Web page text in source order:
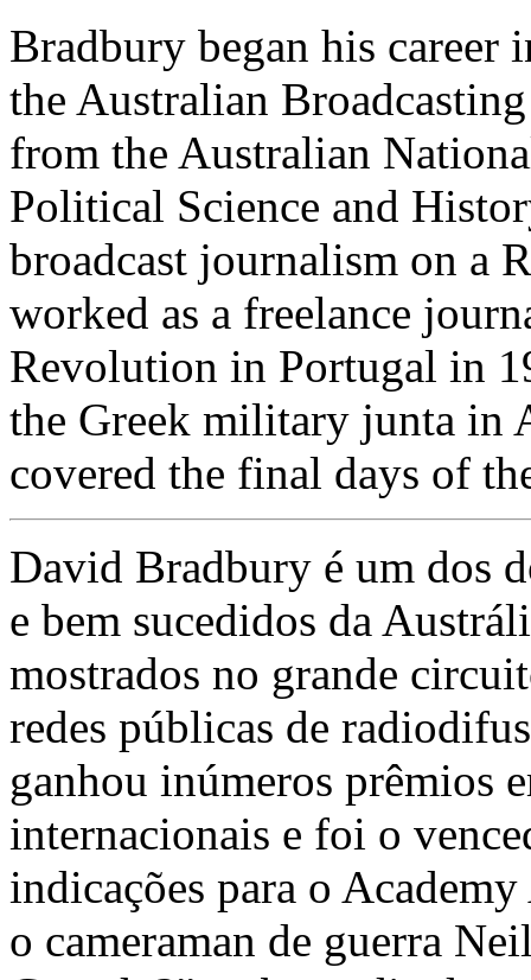
Bradbury began his
the Australian
from the Australian
Political Science and
broadcast journalism on a
worked as a freelance
Revolution in Portugal in
the Greek military junta in
covered the final days of
David Bradbury é um dos
e bem sucedidos da
mostrados no grande
redes públicas de
ganhou inúmeros prêmios
internacionais e foi o
indicações para o
o cameraman de guerra